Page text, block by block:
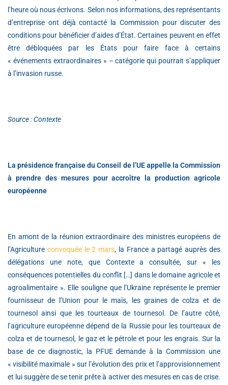
l’heure où nous écrivons. Selon nos informations, des représentants
d’entreprise ont déjà contacté la Commission pour discuter des
conditions pour bénéficier d’aides d’État. Certaines peuvent en effet
être débloquées par les États pour faire face à certains
« événements extraordinaires » – catégorie qui pourrait s’appliquer
à l’invasion russe.
Source : Contexte
La présidence française du Conseil de l’UE appelle la Commission
à prendre des mesures pour accroître la production agricole
européenne
En amont de la réunion extraordinaire des ministres européens de
l’Agriculture convoquée le 2 mars, la France a partagé auprès des
délégations une note, que Contexte a consultée, sur « les
conséquences potentielles du conflit […] dans le domaine agricole et
agroalimentaire ». Elle souligne que l’Ukraine représente le premier
fournisseur de l’Union pour le maïs, les graines de colza et de
tournesol ainsi que les tourteaux de tournesol. De l’autre côté,
l’agriculture européenne dépend de la Russie pour les tourteaux de
colza et de tournesol, le gaz et le pétrole et pour les engrais. Sur la
base de ce diagnostic, la PFUE demande à la Commission une
« visibilité maximale » sur l’évolution des prix et l’approvisionnement
et lui suggère de se tenir prête à activer des mesures en cas de crise.